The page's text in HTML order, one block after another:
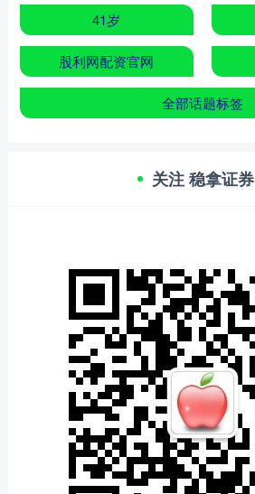
41岁
股利网配资官网
全部话题标签
关注 稳拿证券